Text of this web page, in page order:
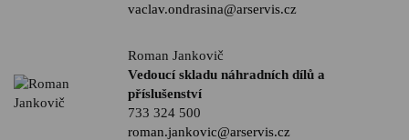
vaclav.ondrasina@arservis.cz
Roman Jankovič
Vedoucí skladu náhradních dílů a
příslušenství
733 324 500
roman.jankovic@arservis.cz